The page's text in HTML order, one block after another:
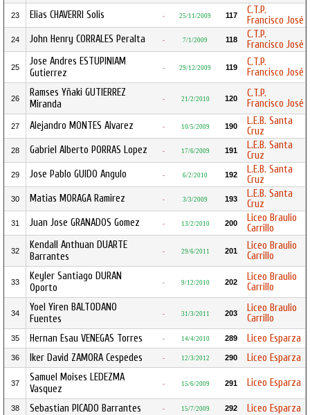
23 Elias CHAVERRI Solis - 25/11/2009 117
C.T.P.
Francisco José
24 John Henry CORRALES Peralta - 7/1/2009 118
C.T.P.
Francisco José
25
Jose Andres ESTUPINIAM
Gutierrez
- 29/12/2009 119
C.T.P.
Francisco José
26
Ramses Yñaki GUTIERREZ
Miranda
- 21/2/2010 120
C.T.P.
Francisco José
27 Alejandro MONTES Alvarez - 10/5/2009 190
L.E.B. Santa
Cruz
28 Gabriel Alberto PORRAS Lopez - 17/6/2009 191
L.E.B. Santa
Cruz
29 Jose Pablo GUIDO Angulo - 6/2/2010 192
L.E.B. Santa
Cruz
30 Matias MORAGA Ramirez - 3/3/2009 193
L.E.B. Santa
Cruz
31 Juan Jose GRANADOS Gomez - 13/2/2010 200
Liceo Braulio
Carrillo
32
Kendall Anthuan DUARTE
Barrantes
- 29/6/2011 201
Liceo Braulio
Carrillo
33
Keyler Santiago DURAN
Oporto
- 9/12/2010 202
Liceo Braulio
Carrillo
34
Yoel Yiren BALTODANO
Fuentes
- 31/3/2011 203
Liceo Braulio
Carrillo
35 Hernan Esau VENEGAS Torres - 14/4/2010 289 Liceo Esparza
36 Iker David ZAMORA Cespedes - 12/3/2012 290 Liceo Esparza
37
Samuel Moises LEDEZMA
Vasquez
- 15/6/2009 291 Liceo Esparza
38 Sebastian PICADO Barrantes - 15/7/2009 292 Liceo Esparza